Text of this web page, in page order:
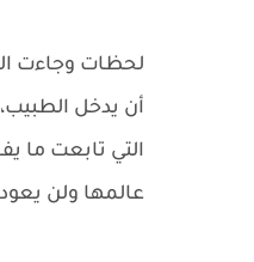
لحظات وجاءت
أن يدخل
التي تابعت ما
عالمها ولن